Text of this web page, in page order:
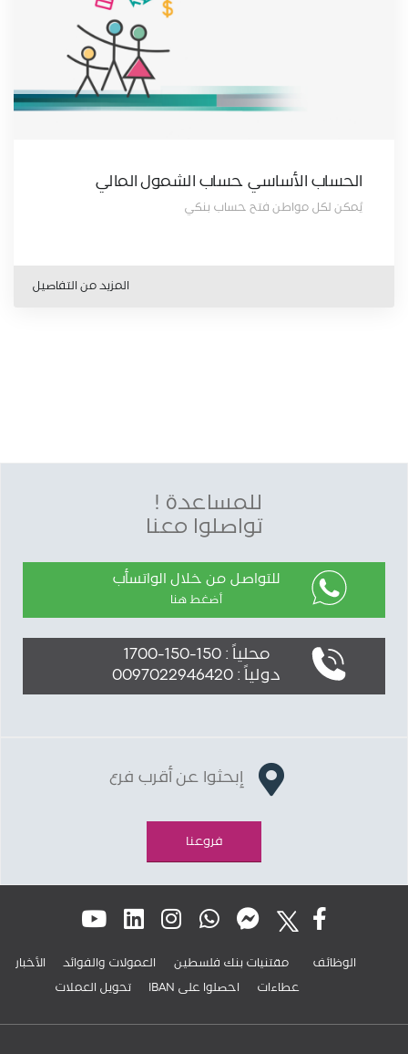
الحساب الأساسي حساب الشمول المالي
يُمكن لكل مواطن فتح حساب بنكي
المزيد من التفاصيل
للمساعدة !
تواصلوا معنا
للتواصل من خلال الواتسأب
أضغط هنا
محلياً : 150-150-1700
دولياً : 0097022946420
إبحثوا عن أقرب فرع
فروعنا
الوظائف مقتنيات بنك فلسطين العمولات والفوائد الأخبار
عطاءات IBAN احصلوا على تحويل العملات